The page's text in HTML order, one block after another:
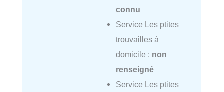
connu
Service Les ptites
trouvailles à
domicile : non
renseigné
Service Les ptites